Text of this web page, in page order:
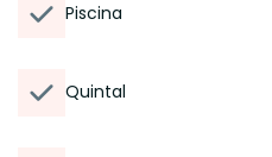
Piscina
Quintal